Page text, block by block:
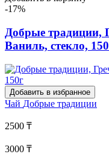
-17%
Добрые
Ваниль, стекло,
Добавить в избранное
Чай Добрые традиции
2500 ₸
3000 ₸